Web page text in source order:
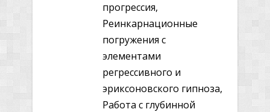
прогрессия,
Реинкарнационные
погружения с
элементами
регрессивного и
эриксоновского гипноза,
Работа с глубинной